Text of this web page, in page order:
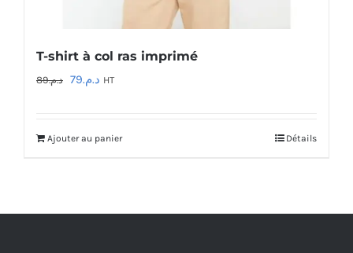
T-shirt à col ras imprimé
د.م.89
Le
était :
د.م.79
Le
est :
HT
Ajouter au panier Détails